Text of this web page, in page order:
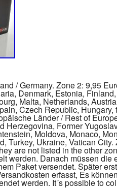
/ Germany. Zone 2: 9,95
Denmark, Estonia,
Malta, Netherlands,
Czech Republic,
Länder / Rest of
Herzegovina, Former
Moldova, Monaco,
Turkey, Ukraine, Vatican
are not listed in the other
werden. Danach müssen die
Paket versendet. Später
erfasst, Es
werden. It´s possible to